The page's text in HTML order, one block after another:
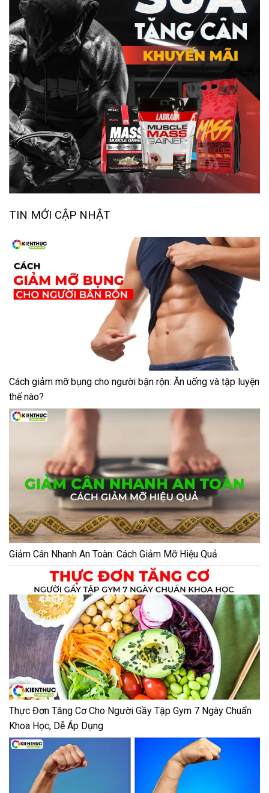
TIN MỚI CẬP NHẬT
Cách giảm mỡ bụng cho người bận rộn: Ăn uống và tập luyện
thế nào?
Giảm Cân Nhanh An Toàn: Cách Giảm Mỡ Hiệu Quả
Thực Đơn Tăng Cơ Cho Người Gầy Tập Gym 7 Ngày Chuẩn
Khoa Học, Dễ Áp Dụng